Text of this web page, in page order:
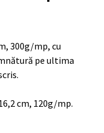
300g/mp, cu
pe ultima
cm, 120g/mp.